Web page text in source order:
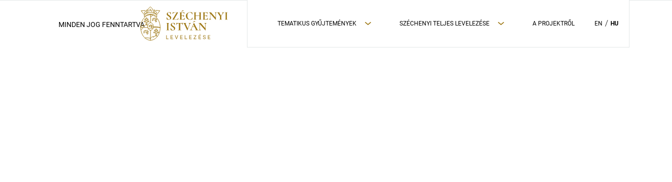
TEMATIKUS GYŰJTEMÉNYEK SZÉCHENYI TELJES LEVELEZÉSE A PROJEKTRŐL EN HU
MINDEN JOG FENNTARTVA ADATVÉDELMI TÁJÉKOZTATÓ